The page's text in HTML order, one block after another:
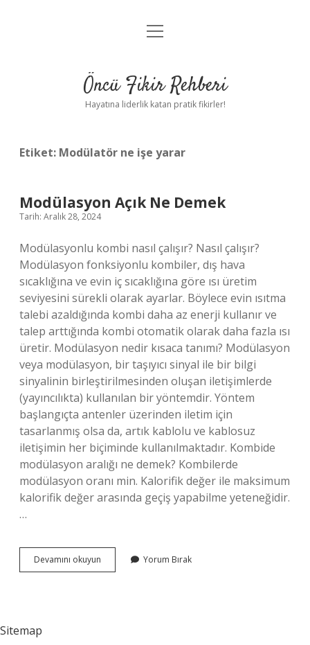
Anasayfa
Yasal Uyarı
menüyü
Öncü Fikir Rehberi
Hayatına liderlik katan pratik fikirler!
Etiket: Modülatör ne işe yarar
Modülasyon Açık Ne Demek
Tarih: Aralık 28, 2024
Modülasyonlu kombi nasıl çalışır? Nasıl çalışır?
Modülasyon fonksiyonlu kombiler, dış hava
sıcaklığına ve evin iç sıcaklığına göre ısı üretim
seviyesini sürekli olarak ayarlar. Böylece evin ısıtma
talebi azaldığında kombi daha az enerji kullanır ve
talep arttığında kombi otomatik olarak daha fazla ısı
üretir. Modülasyon nedir kısaca tanımı? Modülasyon
veya modülasyon, bir taşıyıcı sinyal ile bir bilgi
sinyalinin birleştirilmesinden oluşan iletişimlerde
(yayıncılıkta) kullanılan bir yöntemdir. Yöntem
başlangıçta antenler üzerinden iletim için
tasarlanmış olsa da, artık kablolu ve kablosuz
iletişimin her biçiminde kullanılmaktadır. Kombide
modülasyon aralığı ne demek? Kombilerde
modülasyon oranı min. Kalorifik değer ile maksimum
kalorifik değer arasında geçiş yapabilme yeteneğidir.
…
Devamını okuyun Modülasyon
Açık
Yorum Bırak
Sitemap